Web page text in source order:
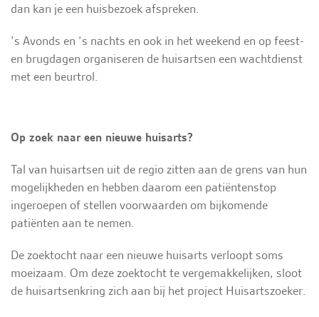
dan kan je een huisbezoek afspreken.
’s Avonds en ’s nachts en ook in het weekend en op feest-
en brugdagen organiseren de huisartsen een wachtdienst
met een beurtrol.
Op zoek naar een nieuwe huisarts?
Tal van huisartsen uit de regio zitten aan de grens van hun
mogelijkheden en hebben daarom een patiëntenstop
ingeroepen of stellen voorwaarden om bijkomende
patiënten aan te nemen.
De zoektocht naar een nieuwe huisarts verloopt soms
moeizaam. Om deze zoektocht te vergemakkelijken, sloot
de huisartsenkring zich aan bij het project Huisartszoeker.